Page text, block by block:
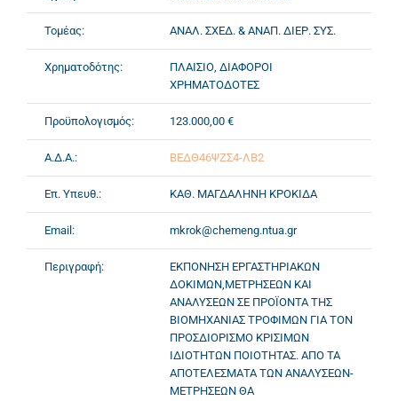
Τομέας: ΑΝΑΛ. ΣΧΕΔ. & ΑΝΑΠ. ΔΙΕΡ. ΣΥΣ.
Χρηματοδότης:
ΠΛΑΙΣΙΟ, ΔΙΑΦΟΡΟΙ
ΧΡΗΜΑΤΟΔΟΤΕΣ
Προϋπολογισμός: 123.000,00 €
Α.Δ.Α.: ΒΕΔΘ46ΨΖΣ4-ΛΒ2
Επ. Υπευθ.: ΚΑΘ. ΜΑΓΔΑΛΗΝΗ ΚΡΟΚΙΔΑ
Email: mkrok@chemeng.ntua.gr
Περιγραφή:
ΕΚΠΟΝΗΣΗ ΕΡΓΑΣΤΗΡΙΑΚΩΝ
ΔΟΚΙΜΩΝ,ΜΕΤΡΗΣΕΩΝ ΚΑΙ
ΑΝΑΛΥΣΕΩΝ ΣΕ ΠΡΟΪΟΝΤΑ ΤΗΣ
ΒΙΟΜΗΧΑΝΙΑΣ ΤΡΟΦΙΜΩΝ ΓΙΑ ΤΟΝ
ΠΡΟΣΔΙΟΡΙΣΜΟ ΚΡΙΣΙΜΩΝ
ΙΔΙΟΤΗΤΩΝ ΠΟΙΟΤΗΤΑΣ. ΑΠΟ ΤΑ
ΑΠΟΤΕΛΕΣΜΑΤΑ ΤΩΝ ΑΝΑΛΥΣΕΩΝ-
ΜΕΤΡΗΣΕΩΝ ΘΑ